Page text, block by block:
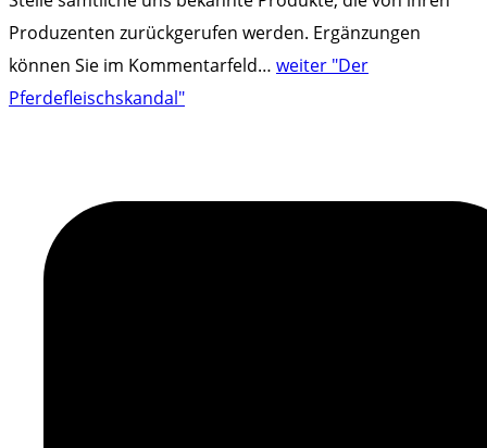
Produzenten zurückgerufen werden. Ergänzungen
können Sie im Kommentarfeld… weiter "Der
Pferdefleischskandal"